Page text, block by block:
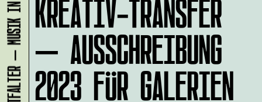
– AUSSCHREIBUNG
2023 FÜR GALERIEN